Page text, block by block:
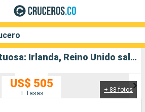
Crucero MSC Virtuosa: Irlanda, Reino Unido salida desde Southampton
+ 88 fotos
US$ 505
+ Tasas